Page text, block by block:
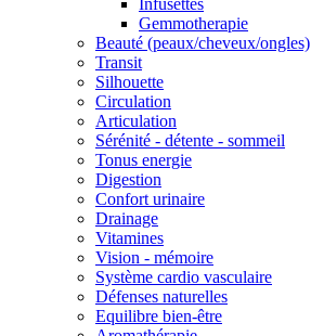
Gemmotherapie
Beauté (peaux/cheveux/ongles)
Transit
Silhouette
Circulation
Articulation
Sérénité - détente - sommeil
Tonus energie
Digestion
Confort urinaire
Drainage
Vitamines
Vision - mémoire
Système cardio vasculaire
Défenses naturelles
Equilibre bien-être